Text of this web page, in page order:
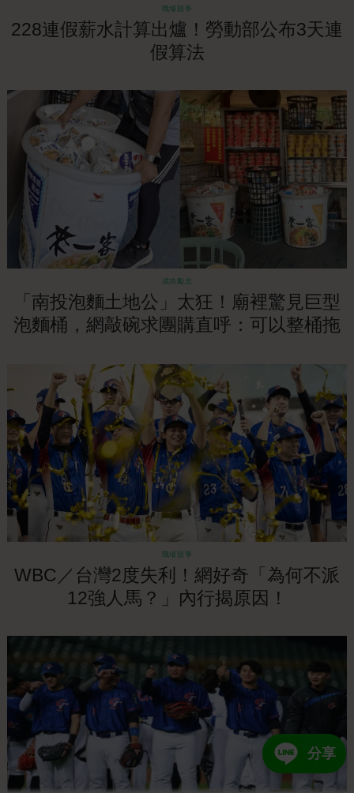
分享
職場競爭
228連假薪水計算出爐！勞動部公布3天連
假算法
成功勵志
「南投泡麵土地公」太狂！廟裡驚見巨型
泡麵桶，網敲碗求團購直呼：可以整桶拖
職場競爭
WBC／台灣2度失利！網好奇「為何不派
12強人馬？」內行揭原因！